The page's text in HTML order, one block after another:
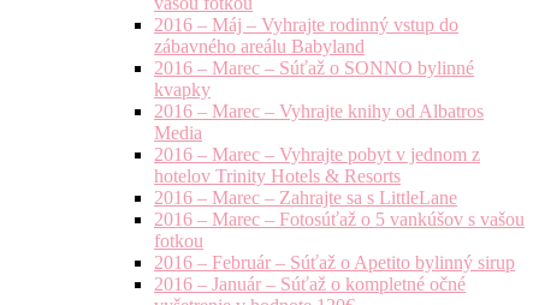
2016 – Máj – Vyhrajte rodinný vstup do
zábavného areálu Babyland
2016 – Marec – Súťaž o SONNO bylinné
kvapky
2016 – Marec – Vyhrajte knihy od Albatros
Media
2016 – Marec – Vyhrajte pobyt v jednom z
hotelov Trinity Hotels & Resorts
2016 – Marec – Zahrajte sa s LittleLane
2016 – Marec – Fotosúťaž o 5 vankúšov s vašou
fotkou
2016 – Február – Súťaž o Apetito bylinný sirup
2016 – Január – Súťaž o kompletné očné